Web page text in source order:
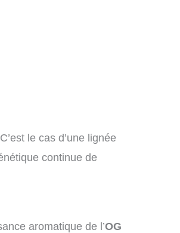
le cas d’une lignée
continue de
aromatique de l’OG